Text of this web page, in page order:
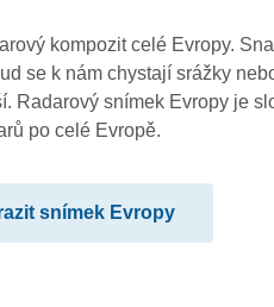
kompozit celé Evropy.
se k nám chystají srážky
Radarový snímek Evropy je
po celé Evropě.
snímek Evropy